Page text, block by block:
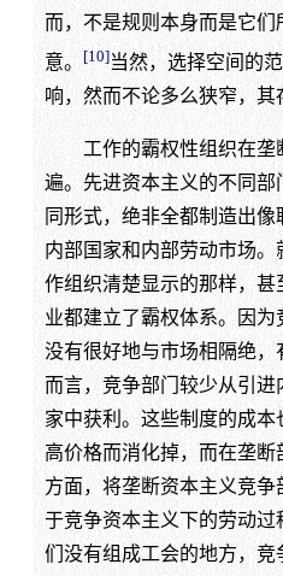
而，不是规则本身而是它们
意。
[10]当然，选择空间的
响，然而不论多么狭窄，其
工作的霸权性组织在垄
遍。先进资本主义的不同
同形式，绝非全都制造出
内部国家和内部劳动市场
作组织清楚显示的那样，
业都建立了霸权体系。因
没有很好地与市场相隔绝
而言，竞争部门较少从引进
家中获利。这些制度的成
高价格而消化掉，而在垄
方面，将垄断资本主义竞争
于竞争资本主义下的劳动过
们没有组成工会的地方，竞